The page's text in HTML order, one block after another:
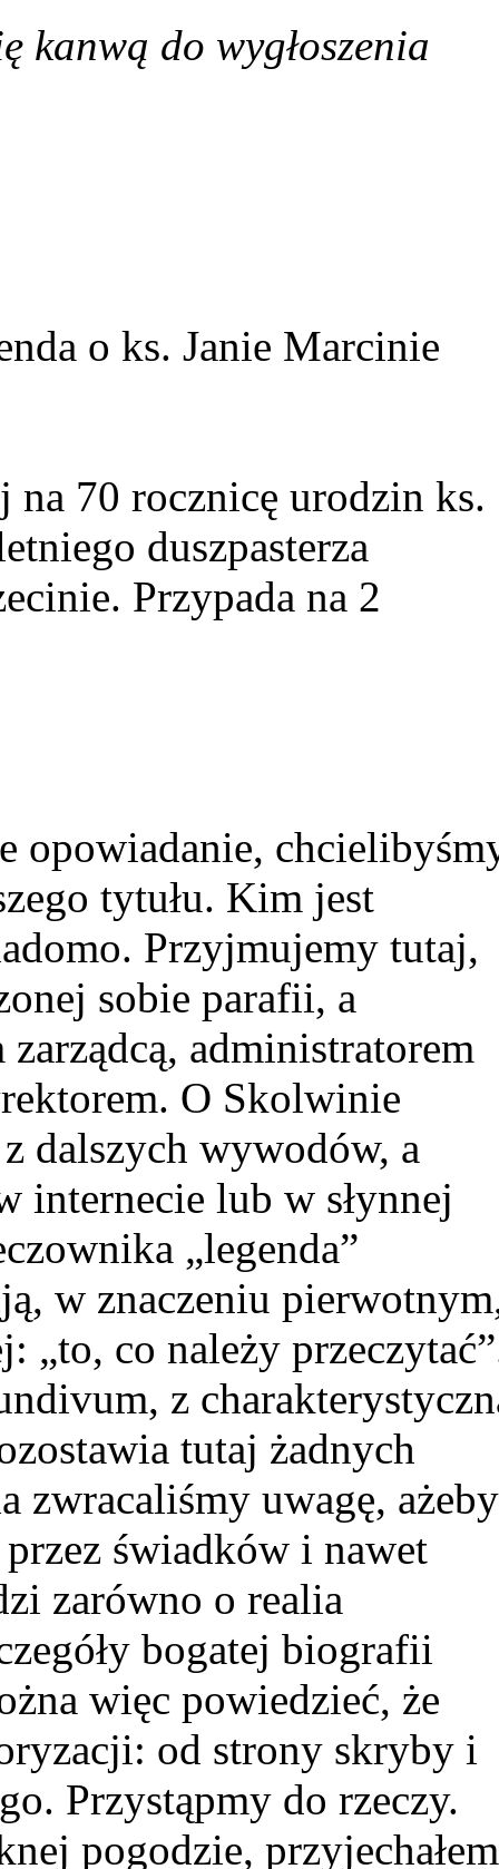
kanwą do wygłoszenia
o ks. Janie Marcinie
70 rocznicę urodzin ks.
duszpasterza
Przypada na 2
opowiadanie,
tytułu. Kim jest
Przyjmujemy tutaj,
sobie parafii, a
administratorem
O Skolwinie
dalszych wywodów, a
internecie lub w słynnej
„legenda”
w znaczeniu
„to, co należy
z
tutaj żadnych
zwracaliśmy uwagę, ażeby
świadków i nawet
zarówno o realia
bogatej biografii
więc powiedzieć, że
od strony skryby i
Przystąpmy do rzeczy.
pogodzie, przyjechałem